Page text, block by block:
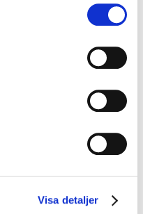
Visa detaljer
full förståelse och
roller i
är komplext och
mellan olika
välfungerande